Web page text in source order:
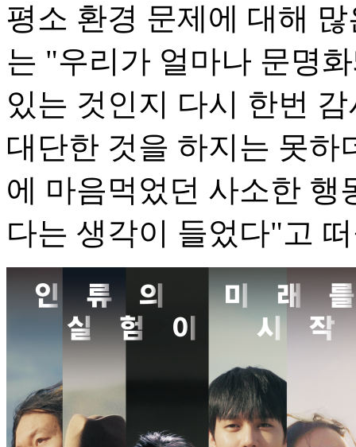
평소 환경 문제에 대해
는 "우리가 얼마나 문명
있는 것인지 다시 한번
대단한 것을 하지는 못하
에 마음먹었던 사소한 행
다는 생각이 들었다"고